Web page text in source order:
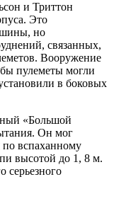
и Триттон
Это
но
связанных,
Вооружение
пулеметы могли
в боковых
«Большой
Он мог
по вспаханному
высотой до 1, 8 м.
серьезного